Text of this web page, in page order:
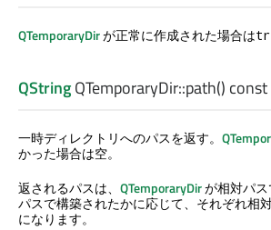
QTemporaryDirが正常に作成された場合は
QStringQTemporaryDir::path() const
一時ディレクトリへのパスを返す。
かった場合は空。
返されるパスは、 QTemporaryDirが相対パ
パスで構築されたかに応じて、それぞれ相
になります。